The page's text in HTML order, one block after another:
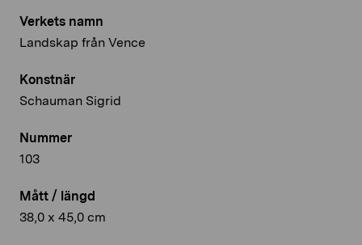
Verkets namn
Landskap från Vence
Konstnär
Schauman Sigrid
Nummer
103
Mått / längd
38,0 x 45,0 cm